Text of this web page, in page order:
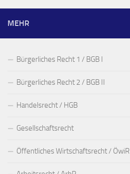
MEHR
Bürgerliches Recht 1 / BGB I
Bürgerliches Recht 2 / BGB II
Handelsrecht / HGB
Gesellschaftsrecht
Öffentliches Wirtschaftsrecht / ÖwiR